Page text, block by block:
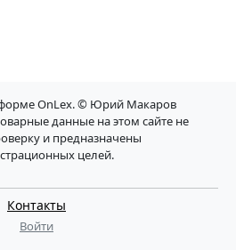
OnLex. © Юрий Макаров
данные на этом сайте не
и предназначены
целей.
Контакты
Войти